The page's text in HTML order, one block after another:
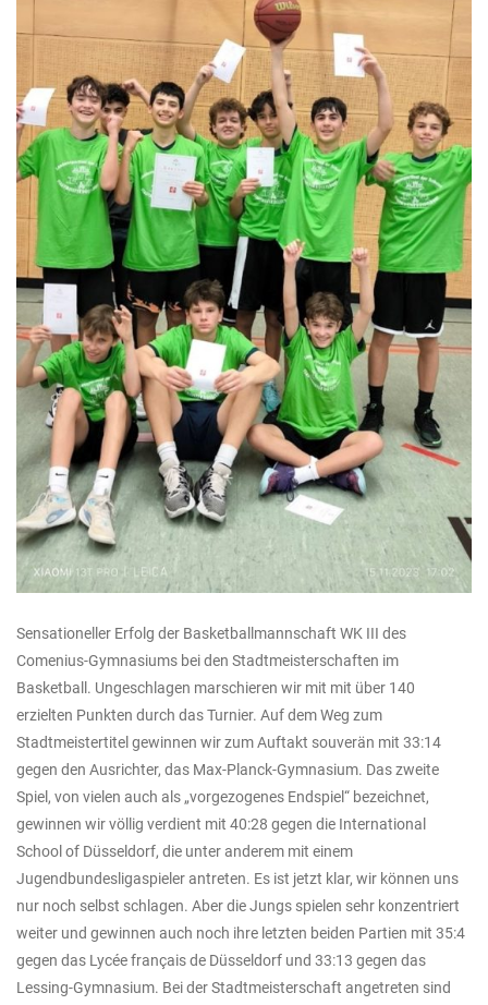
Sensationeller Erfolg der Basketballmannschaft WK III des
Comenius-Gymnasiums bei den Stadtmeisterschaften im
Basketball. Ungeschlagen marschieren wir mit mit über 140
erzielten Punkten durch das Turnier. Auf dem Weg zum
Stadtmeistertitel gewinnen wir zum Auftakt souverän mit 33:14
gegen den Ausrichter, das Max-Planck-Gymnasium. Das zweite
Spiel, von vielen auch als „vorgezogenes Endspiel“ bezeichnet,
gewinnen wir völlig verdient mit 40:28 gegen die International
School of Düsseldorf, die unter anderem mit einem
Jugendbundesligaspieler antreten. Es ist jetzt klar, wir können uns
nur noch selbst schlagen. Aber die Jungs spielen sehr konzentriert
weiter und gewinnen auch noch ihre letzten beiden Partien mit 35:4
gegen das Lycée français de Düsseldorf und 33:13 gegen das
Lessing-Gymnasium. Bei der Stadtmeisterschaft angetreten sind